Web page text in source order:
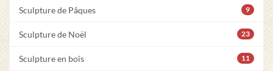
Sculpture de Pâques 9
Sculpture de Noël 23
Sculpture en bois 11